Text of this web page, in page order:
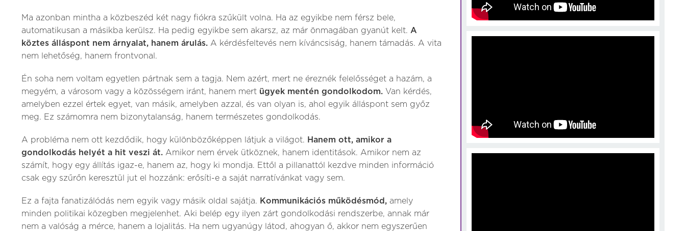
Ma azonban mintha a közbeszéd két nagy fiókra szűkült volna. Ha az egyikbe nem férsz bele,
automatikusan a másikba kerülsz. Ha pedig egyikbe sem akarsz, az már önmagában gyanút kelt. A
köztes álláspont nem árnyalat, hanem árulás. A kérdésfeltevés nem kíváncsiság, hanem támadás. A vita
nem lehetőség, hanem frontvonal.
Én soha nem voltam egyetlen pártnak sem a tagja. Nem azért, mert ne éreznék felelősséget a hazám, a
megyém, a városom vagy a közösségem iránt, hanem mert ügyek mentén gondolkodom. Van kérdés,
amelyben ezzel értek egyet, van másik, amelyben azzal, és van olyan is, ahol egyik álláspont sem győz
meg. Ez számomra nem bizonytalanság, hanem természetes gondolkodás.
A probléma nem ott kezdődik, hogy különbözőképpen látjuk a világot. Hanem ott, amikor a
gondolkodás helyét a hit veszi át. Amikor nem érvek ütköznek, hanem identitások. Amikor nem az
számít, hogy egy állítás igaz-e, hanem az, hogy ki mondja. Ettől a pillanattól kezdve minden információ
csak egy szűrőn keresztül jut el hozzánk: erősíti-e a saját narratívánkat vagy sem.
Ez a fajta fanatizálódás nem egyik vagy másik oldal sajátja. Kommunikációs működésmód, amely
minden politikai közegben megjelenhet. Aki belép egy ilyen zárt gondolkodási rendszerbe, annak már
nem a valóság a mérce, hanem a lojalitás. Ha nem ugyanúgy látod, ahogyan ő, akkor nem egyszerűen